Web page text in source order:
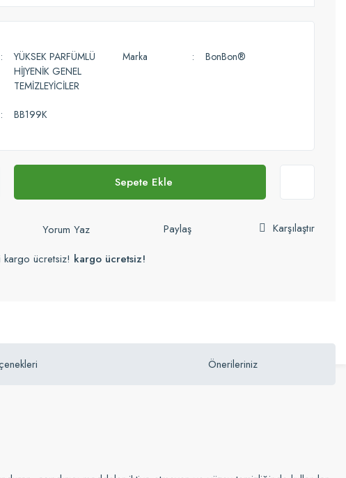
YÜKSEK PARFÜMLÜ
HİJYENİK GENEL
TEMİZLEYİCİLER
Marka BonBon®
BB199K
Sepete Ekle
Yorum Yaz Paylaş
Karşılaştır
ücretsiz! kargo ücretsiz!
Önerileriniz